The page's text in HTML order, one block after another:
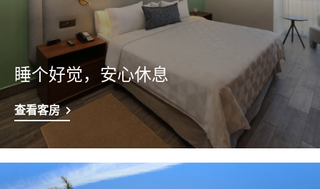
睡个好觉，安心休息
查看客房